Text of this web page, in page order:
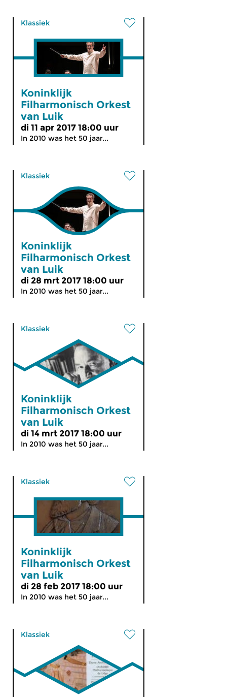
Klassiek
Koninklijk
Filharmonisch Orkest
van Luik
di 11 apr 2017 18:00 uur
In 2010 was het 50 jaar...
Klassiek
Koninklijk
Filharmonisch Orkest
van Luik
di 28 mrt 2017 18:00 uur
In 2010 was het 50 jaar...
Klassiek
Koninklijk
Filharmonisch Orkest
van Luik
di 14 mrt 2017 18:00 uur
In 2010 was het 50 jaar...
Klassiek
Koninklijk
Filharmonisch Orkest
van Luik
di 28 feb 2017 18:00 uur
In 2010 was het 50 jaar...
Klassiek